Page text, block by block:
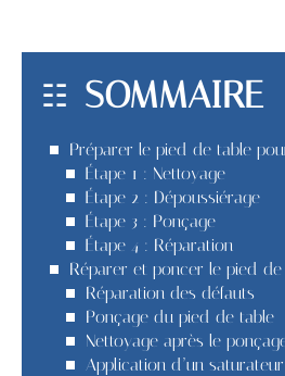
SOMMAIRE
Préparer le pied de table
Étape 1 : Nettoyage
Étape 2 : Dépoussiérage
Étape 3 : Ponçage
Étape 4 : Réparation
Réparer et poncer le pied
Réparation des défauts
Ponçage du pied de table
Nettoyage après le
Application d’un saturateur